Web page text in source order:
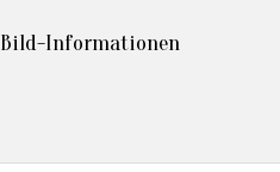
Bild-Informationen